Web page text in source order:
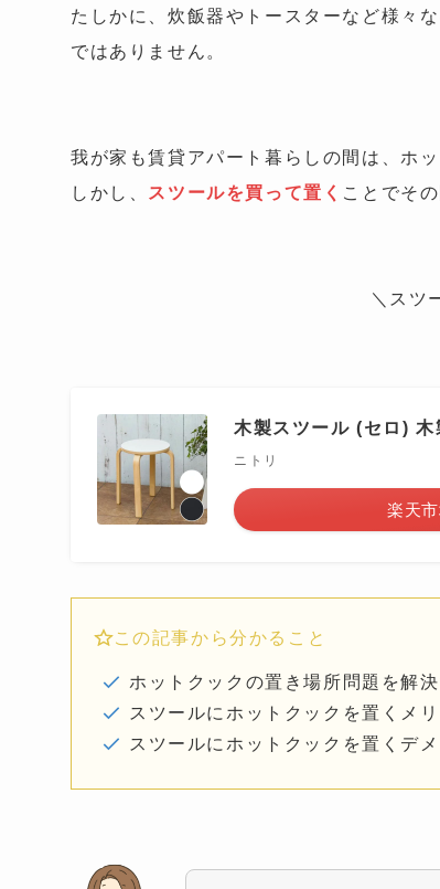
たしかに、炊飯器やトースターなど様々
ではありません。
我が家も賃貸アパート暮らしの間は、ホ
しかし、 スツールを買って置く ことでそ
＼ スツ
木製スツール (セロ) 木
ニトリ
楽天
この記事から分かること
ホットクックの置き場所問題を解
スツールにホットクックを置くメリ
スツールにホットクックを置くデメ